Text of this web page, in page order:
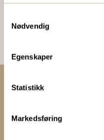
Nødvendig
Egenskaper
Statistikk
Markedsføring
ortomedic@ortomedic.no